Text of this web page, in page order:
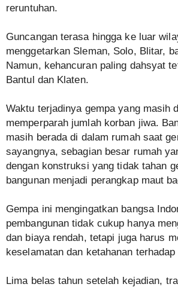
reruntuhan.
Guncangan terasa hingga ke luar
menggetarkan Sleman, Solo, Blitar,
Namun, kehancuran paling dahsyat
Bantul dan Klaten.
Waktu terjadinya gempa yang masih
memperparah jumlah korban jiwa.
masih berada di dalam rumah saat
sayangnya, sebagian besar rumah
dengan konstruksi yang tidak tahan
bangunan menjadi perangkap maut
Gempa ini mengingatkan bangsa
pembangunan tidak cukup hanya
dan biaya rendah, tetapi juga harus
keselamatan dan ketahanan terhadap
Lima belas tahun setelah kejadian,